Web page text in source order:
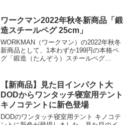
きるオプションハンガーです。詳細をレ
ビューします。
ワークマン2022年秋冬新商品「鍛
造スチールペグ 25cm」
WORKMAN（ワークマン）の2022年秋冬
新商品として、1本わずか199円の本格ペ
グ「鍛造（たんぞう）スチールペグ
ペグです。2022年9月下旬に店舗限定で発
売予定です。詳細をレビューします。
【新商品】見た目インパクト大
DODからワンタッチ寝室用テント
キノコテントに新色登場
DODのワンタッチ寝室用テント キノコテ